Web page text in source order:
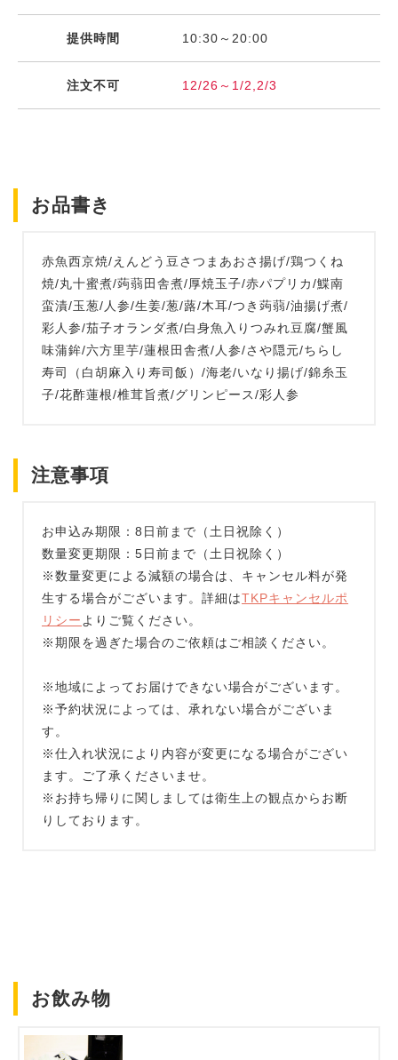
提供時間 10:30～20:00
注文不可 12/26～1/2,2/3
お品書き
赤魚西京焼/えんどう豆さつまあおさ揚げ/鶏つくね
焼/丸十蜜煮/蒟蒻田舎煮/厚焼玉子/赤パプリカ/鰈南
蛮漬/玉葱/人参/生姜/葱/蕗/木耳/つき蒟蒻/油揚げ煮/
彩人参/茄子オランダ煮/白身魚入りつみれ豆腐/蟹風
味蒲鉾/六方里芋/蓮根田舎煮/人参/さや隠元/ちらし
寿司（白胡麻入り寿司飯）/海老/いなり揚げ/錦糸玉
子/花酢蓮根/椎茸旨煮/グリンピース/彩人参
注意事項
お申込み期限：8日前まで（土日祝除く）
数量変更期限：5日前まで（土日祝除く）
※数量変更による減額の場合は、キャンセル料が発
生する場合がございます。詳細はTKPキャンセルポ
リシー よりご覧ください。
※期限を過ぎた場合のご依頼はご相談ください。
※地域によってお届けできない場合がございます。
※予約状況によっては、承れない場合がございま
す。
※仕入れ状況により内容が変更になる場合がござい
ます。ご了承くださいませ。
※お持ち帰りに関しましては衛生上の観点からお断
りしております。
お飲み物